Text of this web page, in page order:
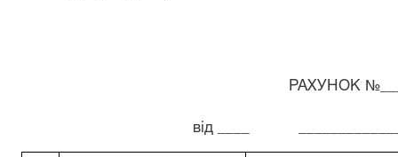
РАХУНОК
від ____